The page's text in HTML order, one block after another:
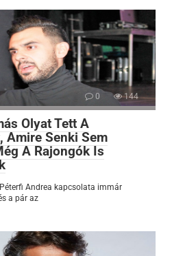
0 144
Olyat Tett A
Amire Senki Sem
A Rajongók Is
Andrea kapcsolata immár
a pár az